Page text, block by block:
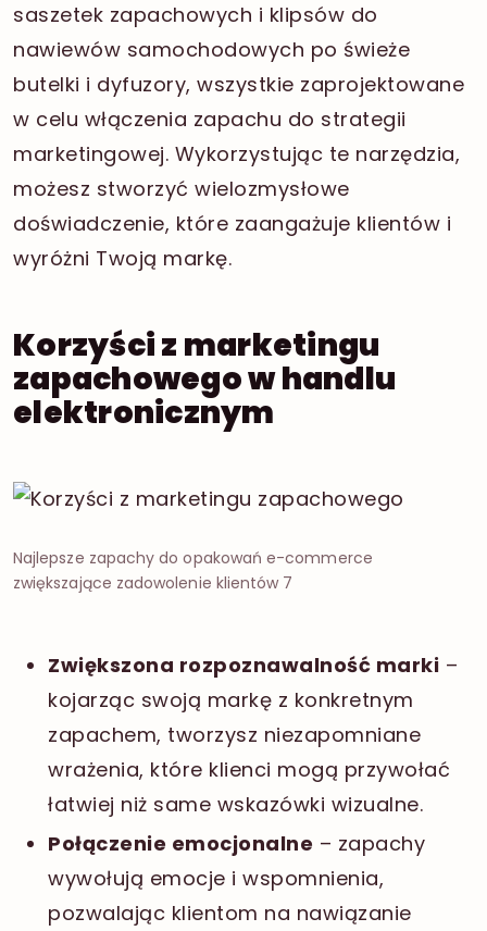
saszetek zapachowych i klipsów do
nawiewów samochodowych po świeże
butelki i dyfuzory, wszystkie zaprojektowane
w celu włączenia zapachu do strategii
marketingowej. Wykorzystując te narzędzia,
możesz stworzyć wielozmysłowe
doświadczenie, które zaangażuje klientów i
wyróżni Twoją markę.
Korzyści z marketingu
zapachowego w handlu
elektronicznym
Najlepsze zapachy do opakowań e-commerce
zwiększające zadowolenie klientów 7
Zwiększona rozpoznawalność marki –
kojarząc swoją markę z konkretnym
zapachem, tworzysz niezapomniane
wrażenia, które klienci mogą przywołać
łatwiej niż same wskazówki wizualne.
Połączenie emocjonalne – zapachy
wywołują emocje i wspomnienia,
pozwalając klientom na nawiązanie